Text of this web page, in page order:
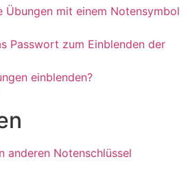
Übungen mit einem Notensymbol
Passwort zum Einblenden der
einblenden?
anderen Notenschlüssel